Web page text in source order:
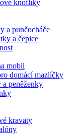
knoflíky
a punčocháče
a čepice
mobil
domácí mazlíčky
a peněženky
kravaty